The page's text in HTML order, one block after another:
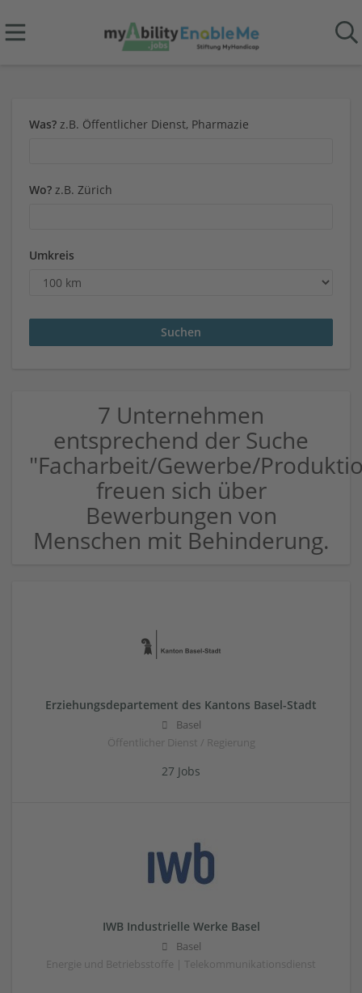
Was? z.B. Öffentlicher Dienst, Pharmazie
Wo? z.B. Zürich
Umkreis
7 Unternehmen
entsprechend der Suche
"Facharbeit/Gewerbe/
freuen sich über
Bewerbungen von
Menschen mit Behinderung.
Erziehungsdepartement des Kantons Basel-Stadt
Basel
Öffentlicher Dienst / Regierung
27 Jobs
IWB Industrielle Werke Basel
Basel
Energie und Betriebsstoffe | Telekommunikationsdienst